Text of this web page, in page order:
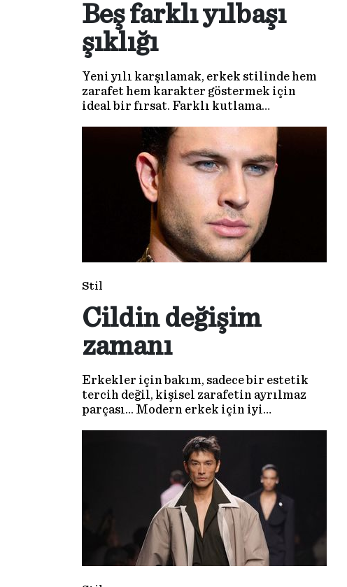
Beş farklı yılbaşı
şıklığı
Yeni yılı karşılamak, erkek stilinde hem
zarafet hem karakter göstermek için
ideal bir fırsat. Farklı kutlama
önerisi, 2026’ya iddialı bir başlangıç
yapmak isteyenlere ilham veriyor.
Stil
Cildin değişim
zamanı
Erkekler için bakım, sadece bir estetik
tercih değil, kişisel zarafetin ayrılmaz
parçası... Modern erkek için iyi
aynı zamanda nasıl baktığınızla da ilgili...